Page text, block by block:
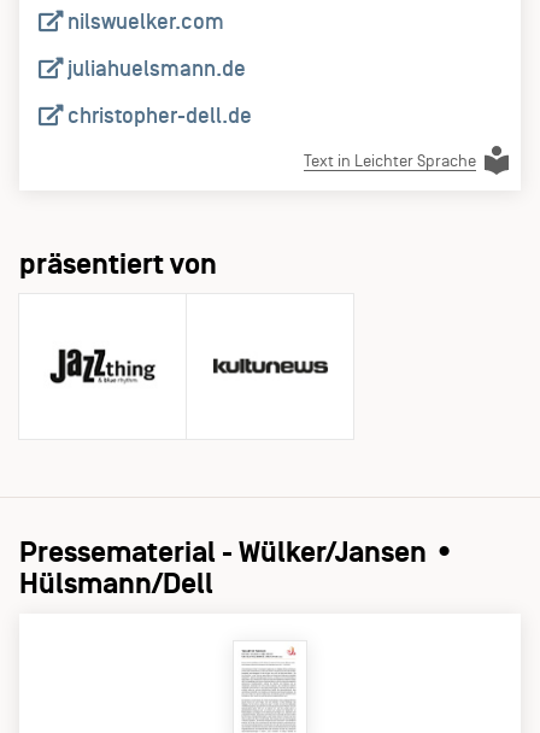
nilswuelker.com
juliahuelsmann.de
christopher-dell.de
Text in Leichter Sprache
präsentiert von
Pressematerial - Wülker/Jansen •
Hülsmann/Dell